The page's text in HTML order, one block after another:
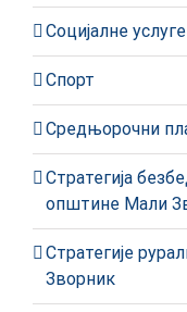
Социјалне услуге
Спорт
Средњорочни
Стратегија
општине Мали
Стратегије
Зворник